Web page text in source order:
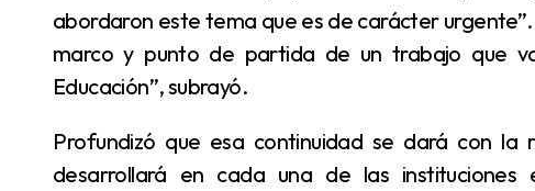
abordaron este tema que es de carácter
marco y punto de partida de un trabajo que
Educación”, subrayó.
Profundizó que esa continuidad se dará con la reglamentación y la implementación que se
desarrollará en cada una de las instituciones